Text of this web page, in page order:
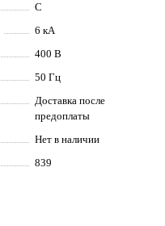
C
6 кА
400 В
50 Гц
Доставка после
предоплаты
Нет в наличии
839